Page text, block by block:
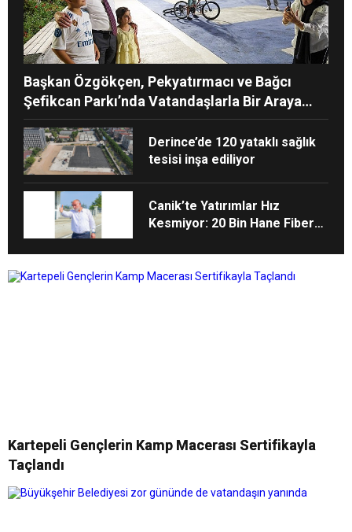
Başkan Özgökçen, Pekyatırmacı ve Bağcı
Şefikcan Parkı’nda Vatandaşlarla Bir Araya
Geldi
Derince’de 120 yataklı sağlık
tesisi inşa ediliyor
Canik’te Yatırımlar Hız
Kesmiyor: 20 Bin Hane Fiber
Kartepeli Gençlerin Kamp Macerası Sertifikayla
Taçlandı